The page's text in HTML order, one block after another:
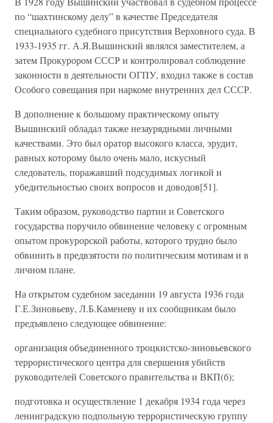
по “шахтинскому делу” в качестве Председателя
специального судебного присутствия Верховного суда. В
1933-1935 гг. А.Я.Вышинский являлся заместителем, а
затем Прокурором СССР и контролировал соблюдение
законности в деятельности ОГПУ, входил также в состав
Особого совещания при наркоме внутренних дел СССР.
В дополнение к большому практическому опыту
Вышинский обладал также незаурядными личными
качествами. Это был оратор высокого класса, эрудит,
равных которому было очень мало, искусный
следователь, поражавший подсудимых логикой и
убедительностью своих вопросов и доводов[51].
Таким образом, руководство партии и Советского
государства поручило обвинение человеку с огромным
опытом прокурорской работы, которого трудно было
обвинить в предвзятости по политическим мотивам и в
личном плане.
На открытом судебном заседании 19 августа 1936 года
Г.Е.Зиновьеву, Л.Б.Каменеву и их сообщникам было
предъявлено следующее обвинение:
организация объединенного троцкистско-зиновьевского
террористического центра для свершения убийств
руководителей Советского правительства и ВКП(б);
подготовка и осуществление 1 декабря 1934 года через
ленинградскую подпольную террористическую группу